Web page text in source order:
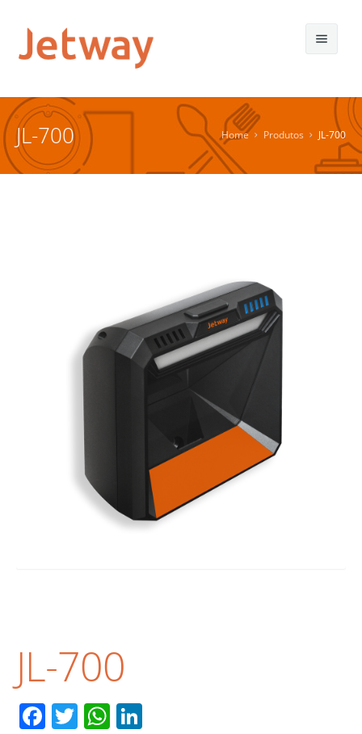
Sobre nós
JL-700 Home Produtos JL-700
JL-700
Facebook
TwitterWhatsApp